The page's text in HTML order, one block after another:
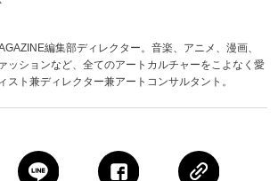
編集部ディレクター。音楽、アニメ、漫画、
ッションなど、全てのアートカルチャーをこよなく愛
スト兼ディレクター兼アートコンサルタント。